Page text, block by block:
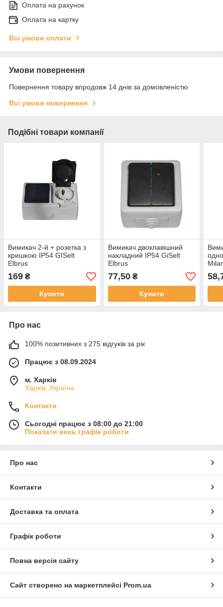
Оплата на рахунок
Оплата на картку
Всі умови оплати
Умови повернення
Повернення товару впродовж 14 днів за домовленістю
Всі умови повернення
Подібні товари компанії
Вимикач 2-й + розетка з
кришкою IP54 GISelt
Elbrus
169 ₴
Купити
Вимикач двоклавішний
накладний IP54 GiSelt
Elbrus
77,50₴
Купити
Про нас
100% позитивних з 275 відгуків за рік
Працює з 08.09.2024
м. Харків
Харків, Україна
Контакти
Сьогодні працює з 08:00 до 21:00
Показати весь графік роботи
Про нас
Контакти
Доставка та оплата
Графік роботи
Повна версія сайту
Сайт створено на маркетплейсі Prom.ua